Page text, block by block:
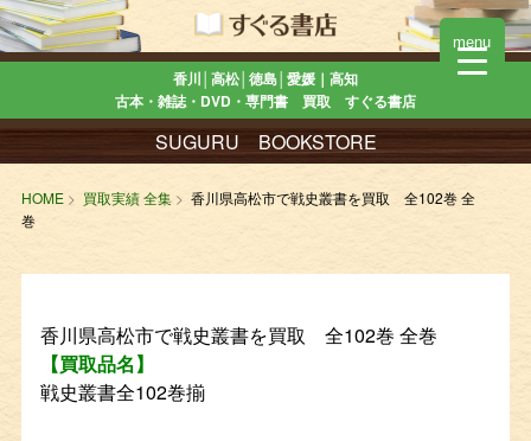
香川│高松│徳島│愛媛｜高知
古本・雑誌・DVD・専門書 買取 すぐる書店
SUGURU BOOKSTORE
HOME 買取実績 全集
香川県高松市で戦史叢書を買取 全102巻 全
巻
香川県高松市で戦史叢書を買取 全102巻 全巻
【買取品名】
戦史叢書全102巻揃
menu